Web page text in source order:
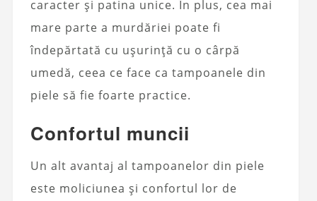
caracter și patina unice. În plus, cea mai
mare parte a murdăriei poate fi
îndepărtată cu ușurință cu o cârpă
umedă, ceea ce face ca tampoanele din
piele să fie foarte practice.
Confortul muncii
Un alt avantaj al tampoanelor din piele
este moliciunea și confortul lor de